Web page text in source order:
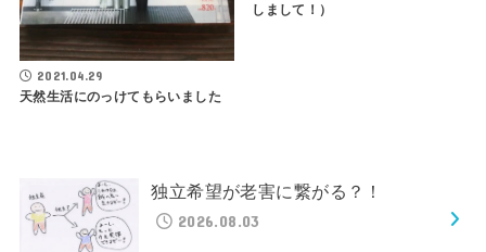
2021.04.29
天然生活にのっけてもらいました
しまして！）
独立希望が老害に繋がる？！
2026.08.03